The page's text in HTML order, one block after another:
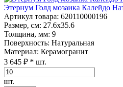
Этернум Голд мозаика Калейдо
Артикул товара: 620110000196
Размер, см: 27.6x35.6
Толщина, мм: 9
Поверхность: Натуральная
Материал: Керамогранит
3 645 ₽ * шт.
шт.